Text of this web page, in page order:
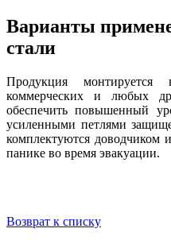
Варианты
стали
Продукция
коммерческих и любых
обеспечить повышенный
усиленными петлями
комплектуются доводчиком
панике во время эвакуации.
Возврат к списку